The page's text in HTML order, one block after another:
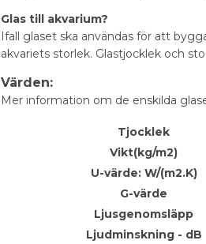
Glas till akvarium?
Ifall glaset ska användas för att
akvariets storlek. Glastjocklek och
Värden:
Mer information om de enskilda
Tjocklek
Vikt(kg/m2)
U-värde: W/(m2.K)
G-värde
Ljusgenomsläpp
Ljudminskning - dB